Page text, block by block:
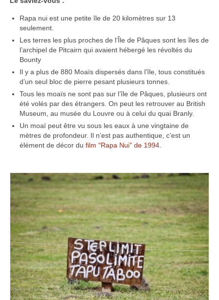
Rapa nui est une petite île de 20 kilomètres sur 13
seulement.
Les terres les plus proches de l’Île de Pâques sont les îles de
l’archipel de Pitcairn qui avaient hébergé les révoltés du
Bounty
Il y a plus de 880 Moaïs dispersés dans l’île, tous constitués
d’un seul bloc de pierre pesant plusieurs tonnes.
Tous les moaïs ne sont pas sur l’île de Pâques, plusieurs ont
été volés par des étrangers. On peut les retrouver au British
Museum, au musée du Louvre ou à celui du quai Branly.
Un moaï peut être vu sous les eaux à une vingtaine de
mètres de profondeur. Il n’est pas authentique, c’est un
élément de décor du film “Rapa Nui” de 1994